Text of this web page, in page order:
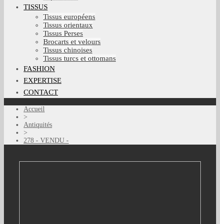
TISSUS
Tissus européens
Tissus orientaux
Tissus Perses
Brocarts et velours
Tissus chinoises
Tissus turcs et ottomans
FASHION
EXPERTISE
CONTACT
Accueil
>
Antiquités
>
278 - VENDU -